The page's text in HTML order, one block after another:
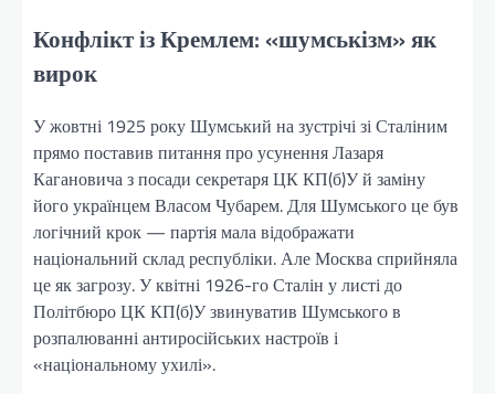
Конфлікт із Кремлем: «шумськізм» як
вирок
У жовтні 1925 року Шумський на зустрічі зі Сталіним
прямо поставив питання про усунення Лазаря
Кагановича з посади секретаря ЦК КП(б)У й заміну
його українцем Власом Чубарем. Для Шумського це був
логічний крок — партія мала відображати
національний склад республіки. Але Москва сприйняла
це як загрозу. У квітні 1926-го Сталін у листі до
Політбюро ЦК КП(б)У звинуватив Шумського в
розпалюванні антиросійських настроїв і
«національному ухилі».